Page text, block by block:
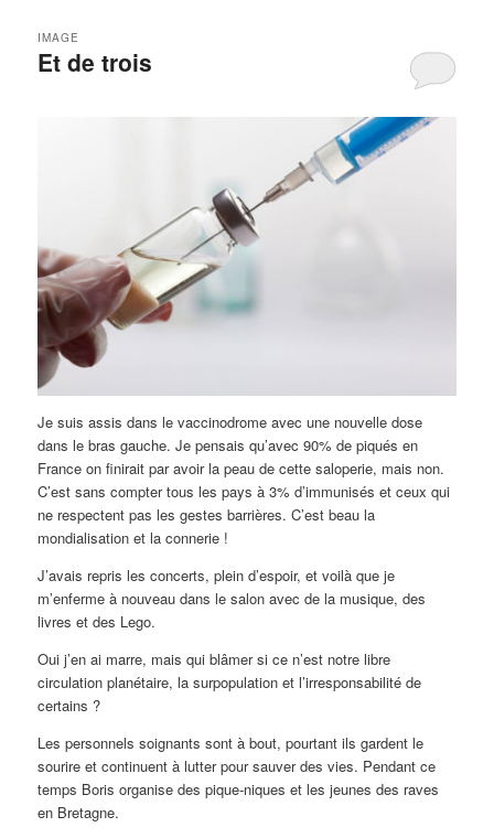
Et de trois
IMAGE
Je suis assis dans le vaccinodrome avec une nouvelle dose
dans le bras gauche. Je pensais qu’avec 90% de piqués en
France on finirait par avoir la peau de cette saloperie, mais non.
C’est sans compter tous les pays à 3% d’immunisés et ceux qui
ne respectent pas les gestes barrières. C’est beau la
mondialisation et la connerie !
J’avais repris les concerts, plein d’espoir, et voilà que je
m’enferme à nouveau dans le salon avec de la musique, des
livres et des Lego.
Oui j’en ai marre, mais qui blâmer si ce n’est notre libre
circulation planétaire, la surpopulation et l’irresponsabilité de
certains ?
Les personnels soignants sont à bout, pourtant ils gardent le
sourire et continuent à lutter pour sauver des vies. Pendant ce
temps Boris organise des pique-niques et les jeunes des raves
en Bretagne.